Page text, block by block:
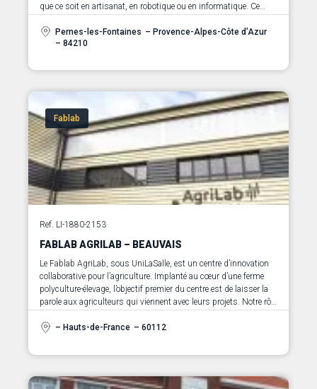
que ce soit en artisanat, en robotique ou en informatique. Ce
traditionnels autour des métiers d’art.
Pernes-les-Fontaines – Provence-Alpes-Côte d’Azur
– 84210
Fablab
Ref. LI-1880-2153
FABLAB AGRILAB – BEAUVAIS
Le Fablab AgriLab, sous UniLaSalle, est un centre d’innovation
collaborative pour l’agriculture. Implanté au cœur d’une ferme
polyculture-élevage, l’objectif premier du centre est de laisser la
parole aux agriculteurs qui viennent avec leurs projets. Notre rôle
– Hauts-de-France – 60112